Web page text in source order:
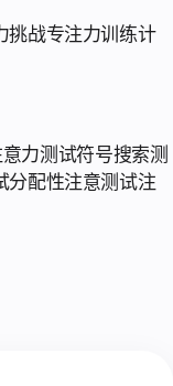
挑战专注力训练计
力测试符号搜索测
分配性注意测试注